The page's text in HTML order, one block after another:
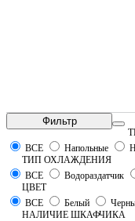
Фильтр
ВСЕ
Напольные
ТИП ОХЛАЖДЕНИЯ
ВСЕ
Водораздатчик
ЦВЕТ
ВСЕ
Белый
НАЛИЧИЕ ШКАФЧИКА